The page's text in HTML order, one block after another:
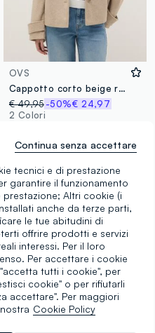
OVS
Cappotto corto beige regular fit con bottoni
€ 49,95 -50%€ 24,97
2 Colori
tecnici e di prestazione
garantire il funzionamento
Altri cookie (i
anche da terze parti,
le tue abitudini di
offrire prodotti e servizi
interessi. Per il loro
Per accettare i cookie
tutti i cookie", per
cookie" o per rifiutarli
accettare". Per maggiori
Cookie Policy
Continua senza accettare